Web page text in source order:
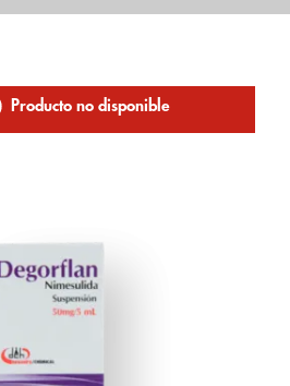
Producto no disponible